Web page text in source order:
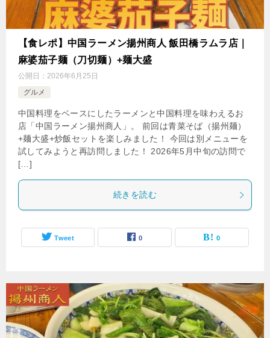
【食レポ】中国ラーメン揚州商人 飯田橋ラムラ店｜
麻婆茄子麺（刀切麺）+麺大盛
公開日： 2026年6月25日
グルメ
中国料理をベースにしたラーメンと中国料理を味わえるお
店「中国ラーメン揚州商人」。 前回は青菜そば（揚州麺）
+麺大盛+炒飯セットを楽しみました！ 今回は別メニューを
試してみようと再訪問しました！ 2026年5月中旬の訪問で
[…]
続きを読む
Tweet 0 0